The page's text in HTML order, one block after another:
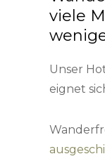
viele
Unser
eignet